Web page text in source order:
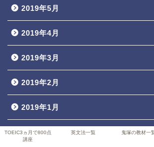
2019年5月
2019年4月
2019年3月
2019年2月
2019年1月
2018年12月
TOEIC3ヵ月で800点
講座
英文法一覧 鬼塚の教材一
鬼塚の
プロ